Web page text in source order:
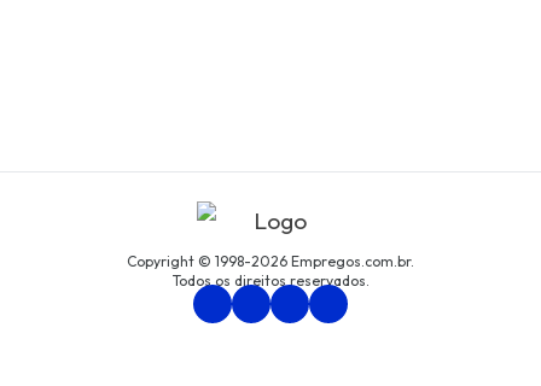
Copyright © 1998-2026 Empregos.com.br.
Todos os direitos reservados.